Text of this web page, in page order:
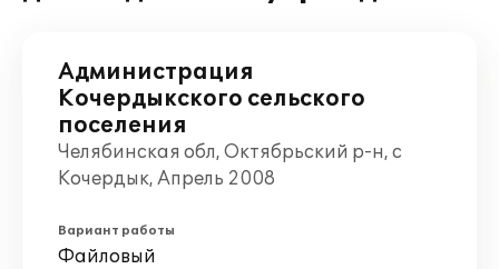
Администрация
Кочердыкского сельского
поселения
Челябинская обл, Октябрьский р-н, с
Кочердык, Апрель 2008
Вариант работы
Файловый